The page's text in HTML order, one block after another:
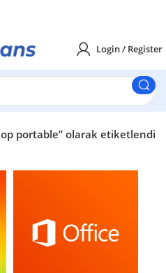
Login / Register
portable” olarak etiketlendi